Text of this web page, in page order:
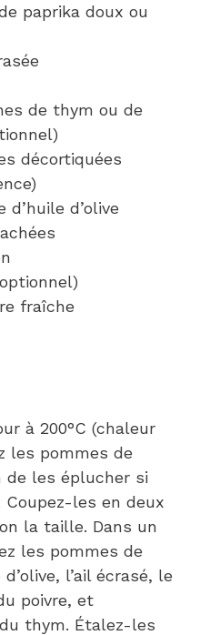
paprika doux ou
de thym ou de
décortiquées
d’huile d’olive
fraîche
à 200°C (chaleur
les pommes de
de les éplucher si
les en deux
la taille. Dans un
les pommes de
l’ail écrasé, le
poivre, et
thym. Étalez-les